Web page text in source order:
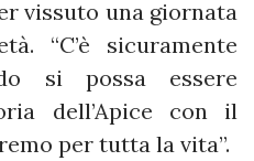
vissuto una giornata
“C’è sicuramente
si possa essere
dell’Apice con il
per tutta la vita”.